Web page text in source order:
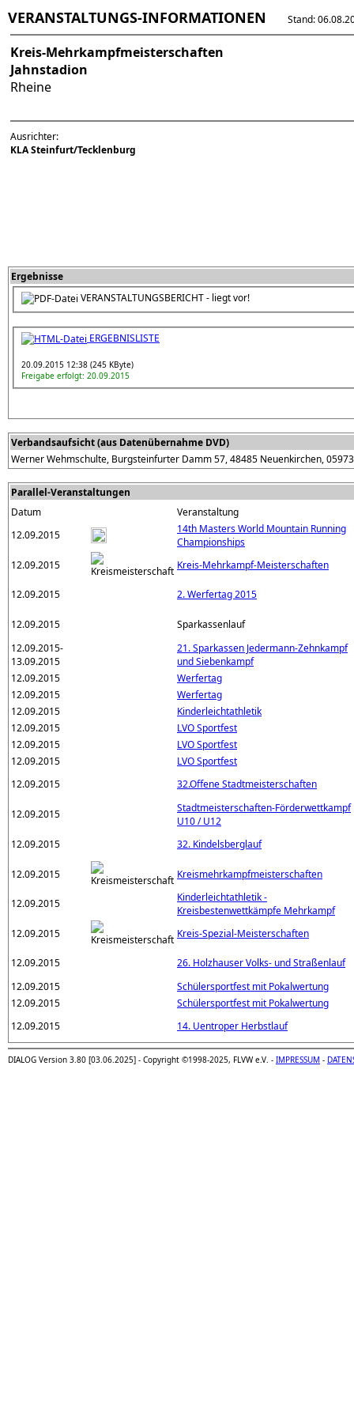
VERANSTALTUNGS-INFORMATIONEN Stand:
Kreis-Mehrkampfmeisterschaften
Jahnstadion
Rheine
Ausrichter:
KLA Steinfurt/Tecklenburg
Ergebnisse
VERANSTALTUNGSBERICHT - liegt vor!
ERGEBNISLISTE
20.09.2015 12:38 (245 KByte)
Freigabe erfolgt: 20.09.2015
Verbandsaufsicht (aus Datenübernahme DVD)
Werner Wehmschulte, Burgsteinfurter Damm 57, 48485 Neuenkirchen,
Parallel-Veranstaltungen
Datum
Veranstaltung
12.09.2015
14th Masters World Mountain Running
Championships
12.09.2015
Kreis-Mehrkampf-Meisterschaften
12.09.2015 2. Werfertag 2015
12.09.2015
Sparkassenlauf
12.09.2015-
13.09.2015
21. Sparkassen Jedermann-Zehnkampf
und Siebenkampf
12.09.2015
Werfertag
12.09.2015
Werfertag
12.09.2015
Kinderleichtathletik
12.09.2015
LVO Sportfest
12.09.2015
LVO Sportfest
12.09.2015
LVO Sportfest
12.09.2015
32.Offene Stadtmeisterschaften
12.09.2015
Stadtmeisterschaften-Förderwettkampf
U10 / U12
12.09.2015
32. Kindelsberglauf
12.09.2015 Kreismehrkampfmeisterschaften
12.09.2015
Kinderleichtathletik -
Kreisbestenwettkämpfe Mehrkampf
12.09.2015
Kreis-Spezial-Meisterschaften
12.09.2015
26. Holzhauser Volks- und Straßenlauf
12.09.2015
Schülersportfest mit Pokalwertung
12.09.2015
Schülersportfest mit Pokalwertung
12.09.2015
14. Uentroper Herbstlauf
DIALOG Version 3.80 [03.06.2025] - Copyright ©1998-2025, FLVW e.V. - IMPRESSUM -